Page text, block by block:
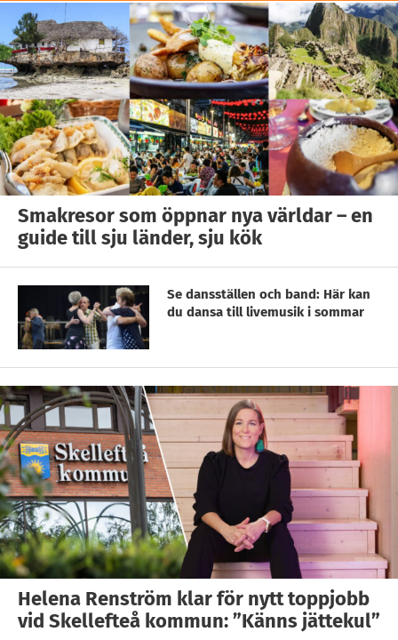
Smakresor som öppnar nya världar – en
guide till sju länder, sju kök
Se dansställen och band: Här kan
du dansa till livemusik i sommar
Helena Renström klar för nytt toppjobb
vid Skellefteå kommun: ”Känns jättekul”